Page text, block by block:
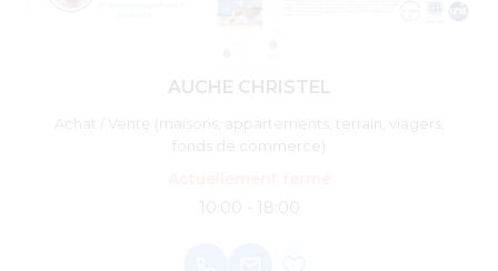
AUCHE CHRISTEL
Achat / Vente (maisons, appartements, terrain, viagers,
fonds de commerce)
10:00 - 18:00